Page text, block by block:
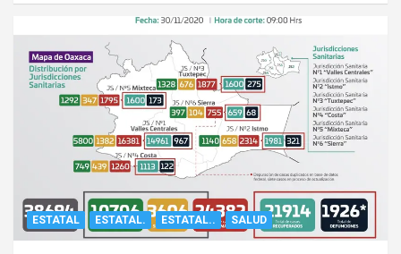
ESTATAL ESTATAL. ESTATAL.. SALUD